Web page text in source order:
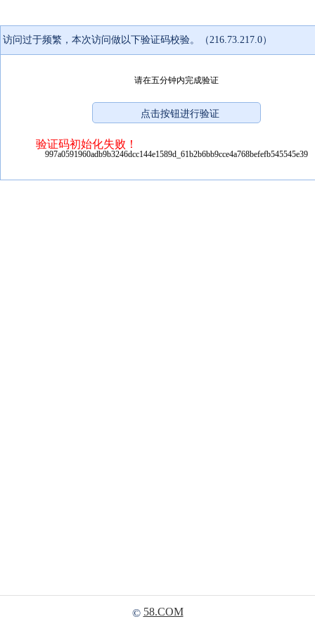
访问过于频繁，本次访问做以下验证码校验。（216.73.217.0）
请在五分钟内完成验证
验证码初始化失败！
997a0591960adb9b3246dcc144e1589d_61b2b6bb9cce4a768befefb545545e39
© 58.COM